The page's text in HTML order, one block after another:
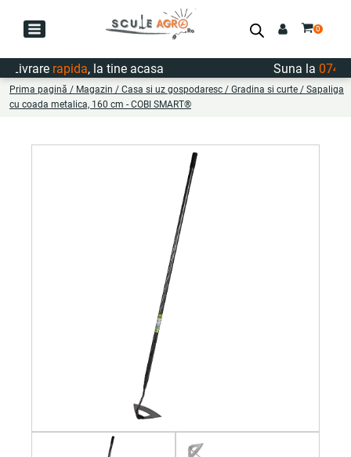
rapida, la tine acasa Suna la
Prima pagină / Magazin / Casa si uz gospodaresc / Gradina si curte / Sapaliga
cu coada metalica, 160 cm - COBI SMART®